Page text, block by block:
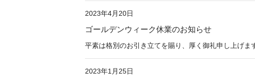
2023年4月20日
ゴールデンウィーク休業のお知らせ
平素は格別のお引き立てを賜り、厚く御礼申し上げ
2023年1月25日